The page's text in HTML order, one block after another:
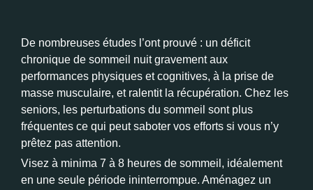
De nombreuses études l’ont prouvé : un déficit
chronique de sommeil nuit gravement aux
performances physiques et cognitives, à la prise de
masse musculaire, et ralentit la récupération. Chez les
seniors, les perturbations du sommeil sont plus
fréquentes ce qui peut saboter vos efforts si vous n’y
prêtez pas attention.
Visez à minima 7 à 8 heures de sommeil, idéalement
en une seule période ininterrompue. Aménagez un